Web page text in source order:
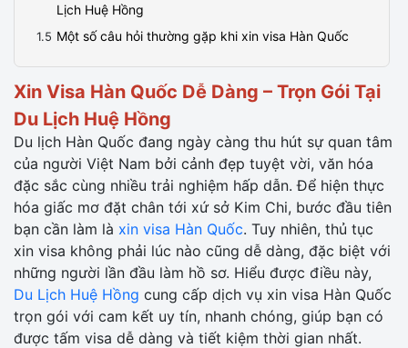
Lịch Huệ Hồng
Một số câu hỏi thường gặp khi xin visa Hàn Quốc
Xin Visa Hàn Quốc Dễ Dàng – Trọn Gói Tại
Du Lịch Huệ Hồng
Du lịch Hàn Quốc đang ngày càng thu hút sự quan tâm
của người Việt Nam bởi cảnh đẹp tuyệt vời, văn hóa
đặc sắc cùng nhiều trải nghiệm hấp dẫn. Để hiện thực
hóa giấc mơ đặt chân tới xứ sở Kim Chi, bước đầu tiên
bạn cần làm là xin visa Hàn Quốc. Tuy nhiên, thủ tục
xin visa không phải lúc nào cũng dễ dàng, đặc biệt với
những người lần đầu làm hồ sơ. Hiểu được điều này,
Du Lịch Huệ Hồng cung cấp dịch vụ xin visa Hàn Quốc
trọn gói với cam kết uy tín, nhanh chóng, giúp bạn có
được tấm visa dễ dàng và tiết kiệm thời gian nhất.